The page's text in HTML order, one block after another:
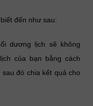
đến như sau:
dương lịch sẽ không
của bạn bằng cách
đó chia kết quả cho